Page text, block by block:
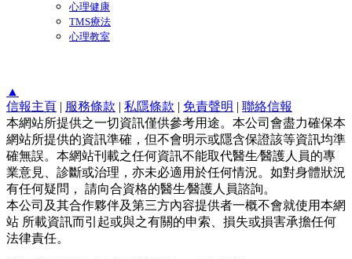
心理健康
TMS療法
心理教室
▲
信報主頁 | 服務條款 | 私隱條款 | 免責聲明 | 聯絡信報
本網站所提供之一切資訊僅供參考用途。本公司會盡力確保本
網站所提供的資訊準確，但不會明示或隱含保證該等資訊均準
確無誤。本網站刊載之任何資訊不能取代醫生∕醫護人員的專
業意見、診斷或治理，亦未必適用於任何情況。如對身體狀況
有任何疑問， 請向合資格的醫生∕醫護人員諮詢。
本公司及其合作夥伴及第三方內容提供者一概不會就使用本網
站 所載資訊而引起或與之有關的申索、損失或損害承擔任何
法律責任。